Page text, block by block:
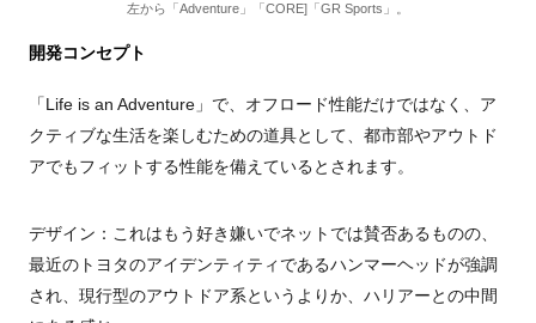
左から「Adventure」「CORE]「GR Sports」。
開発コンセプト
「Life is an Adventure」で、オフロード性能だけではなく、ア
クティブな生活を楽しむための道具として、都市部やアウトド
アでもフィットする性能を備えているとされます。
デザイン：これはもう好き嫌いでネットでは賛否あるものの、
最近のトヨタのアイデンティティであるハンマーヘッドが強調
され、現行型のアウトドア系というよりか、ハリアーとの中間